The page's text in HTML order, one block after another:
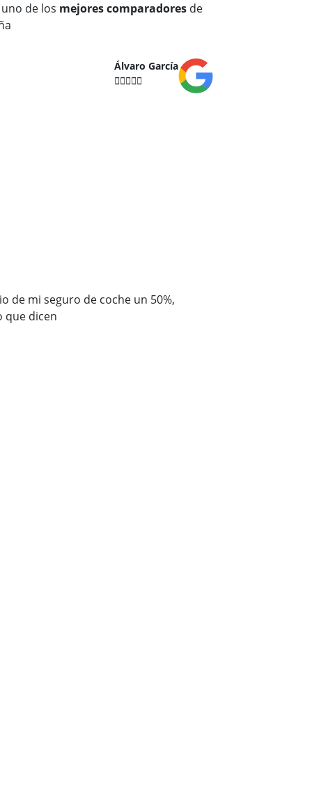
de los mejores comparadores de
Álvaro García

de mi seguro de coche un 50%,
que dicen